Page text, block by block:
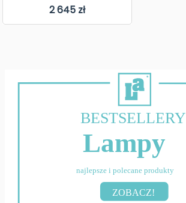
2 645 zł
BESTSELLERY
Lampy
najlepsze i polecane produkty
ZOBACZ!